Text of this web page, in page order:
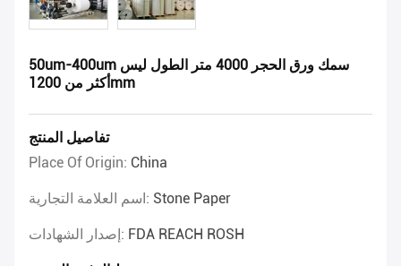
50um-400um سمك ورق الحجر 4000 متر الطول ليس
أكثر من 1200mm
تفاصيل المنتج
Place Of Origin: China
اسم العلامة التجارية: Stone Paper
إصدار الشهادات: FDA REACH ROSH